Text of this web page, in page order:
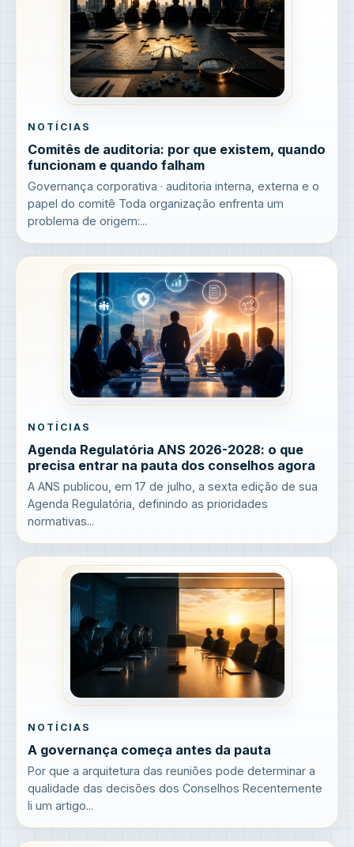
NOTÍCIAS
Comitês de auditoria: por que existem, quando
funcionam e quando falham
Governança corporativa · auditoria interna, externa e o
papel do comitê Toda organização enfrenta um
problema de origem:...
NOTÍCIAS
Agenda Regulatória ANS 2026-2028: o que
precisa entrar na pauta dos conselhos agora
A ANS publicou, em 17 de julho, a sexta edição de sua
Agenda Regulatória, definindo as prioridades
normativas...
NOTÍCIAS
A governança começa antes da pauta
Por que a arquitetura das reuniões pode determinar a
qualidade das decisões dos Conselhos Recentemente
li um artigo...